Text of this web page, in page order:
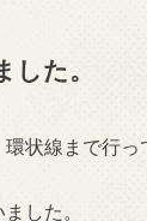
た。
状線まで行っ
した。